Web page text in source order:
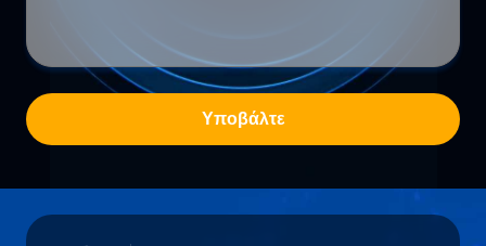
Υποβάλτε